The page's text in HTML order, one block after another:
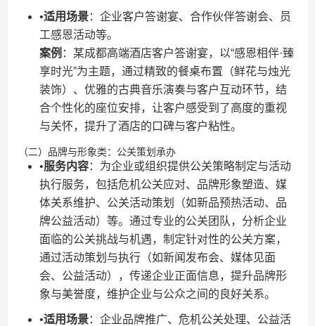
•​​适用场景​​：企业客户答谢宴、合作伙伴答谢会、员
工感恩活动等。
​案例​ ​：某成都高端酒店客户答谢宴，以“感恩相伴·臻
享时光”为主题，通过精致的餐桌布置（鲜花与烛光
装饰）、优雅的古典音乐演奏与客户互动环节，结
合个性化的座位安排，让客户感受到了高度的重视
与关怀，提升了酒店的口碑与客户粘性。
（二）品牌与形象类：公关策划承办
•​​服务内容​​：为企业或组织提供公关策略制定与活动
执行服务，包括危机公关应对、品牌形象塑造、媒
体关系维护、公关活动策划（如新品预热活动、品
牌公益活动）等。通过专业的公关团队，分析企业
面临的公关挑战与机遇，制定针对性的公关方案，
通过活动策划与执行（如新闻发布会、媒体见面
会、公益活动），传递企业正面信息，提升品牌形
象与美誉度，维护企业与公众之间的良好关系。
•​​适用场景​​：企业品牌推广、危机公关处理、公益活